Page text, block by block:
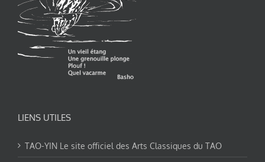
LIENS UTILES
TAO-YIN Le site officiel des Arts Classiques du TAO